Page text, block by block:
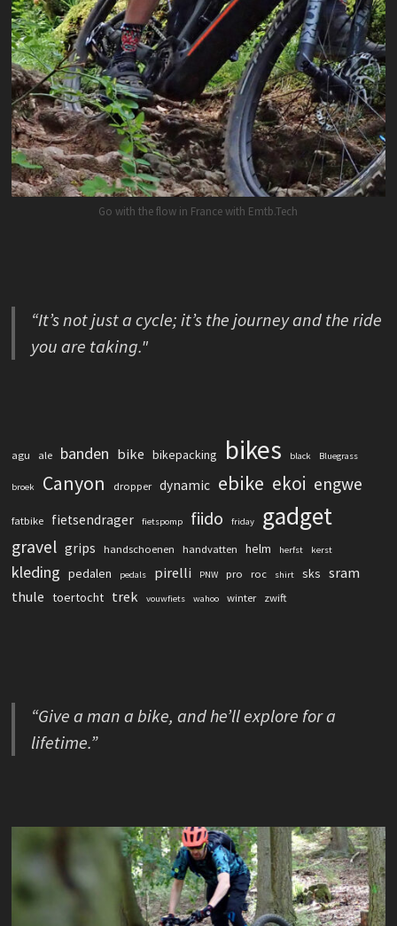
Go with the flow in France with Emtb.Tech
“It’s not just a cycle; it’s the journey and the ride
you are taking."
agu ale banden bike bikepacking bikes black Bluegrass
broek Canyon dropper dynamic ebike ekoi engwe
fatbike fietsendrager fietspomp fiido friday gadget
gravel grips handschoenen handvatten helm herfst kerst
kleding pedalen pedals pirelli PNW pro roc shirt sks sram
thule toertocht trek vouwfiets wahoo winter zwift
“Give a man a bike, and he’ll explore for a
lifetime.”